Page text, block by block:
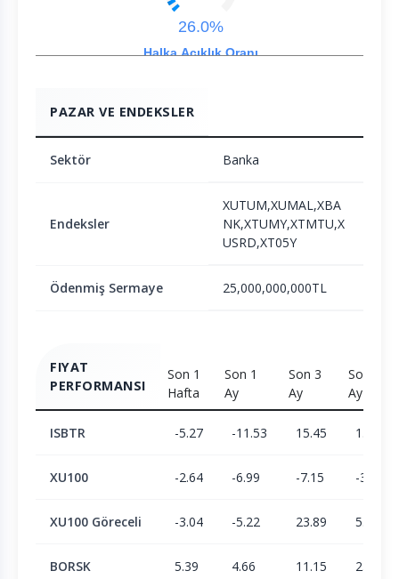
Halka Açıklık Oranı
26.0%
PAZAR VE ENDEKSLER
Sektör Banka
Endeksler
XUTUM,XUMAL,XBA
NK,XTUMY,XTMTU,X
USRD,XT05Y
Ödenmiş Sermaye 25,000,000,000TL
FIYAT
PERFORMANSI
Son 1
Hafta
Son 1
Ay
Son 3
Ay
Son 6
Ay
ISBTR -5.27 -11.53 15.45 1.93
XU100 -2.64 -6.99 -7.15 -3.35
XU100 Göreceli -3.04 -5.22 23.89 5.09
BORSK 5.39 4.66 11.15 23.38